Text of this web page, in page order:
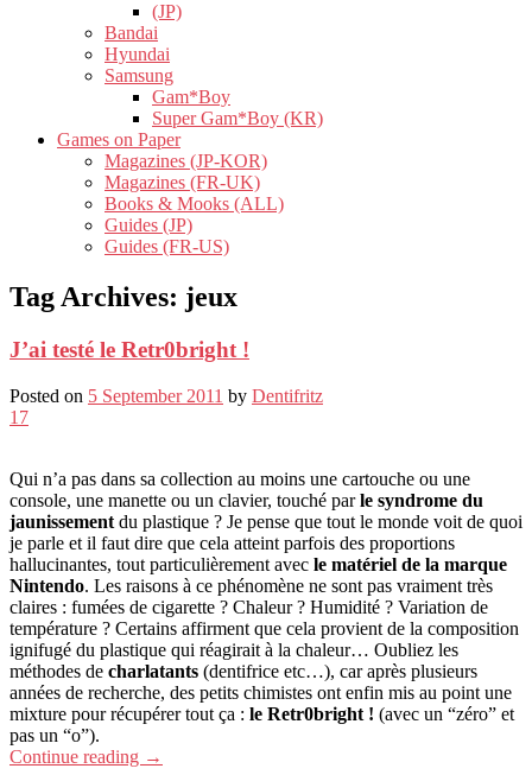
(JP)
Bandai
Hyundai
Samsung
Gam*Boy
Super Gam*Boy (KR)
Games on Paper
Magazines (JP-KOR)
Magazines (FR-UK)
Books & Mooks (ALL)
Guides (JP)
Guides (FR-US)
Tag Archives: jeux
J’ai testé le Retr0bright !
Posted on 5 September 2011 by Dentifritz
17
Qui n’a pas dans sa collection au moins une cartouche ou une
console, une manette ou un clavier, touché parle syndrome du
jaunissement du plastique ? Je pense que tout le monde voit de quoi
je parle et il faut dire que cela atteint parfois des proportions
hallucinantes, tout particulièrement avec le matériel de la marque
Nintendo. Les raisons à ce phénomène ne sont pas vraiment très
claires : fumées de cigarette ? Chaleur ? Humidité ? Variation de
température ? Certains affirment que cela provient de la composition
ignifugé du plastique qui réagirait à la chaleur… Oubliez les
méthodes de charlatants (dentifrice etc…), car après plusieurs
années de recherche, des petits chimistes ont enfin mis au point une
mixture pour récupérer tout ça : le Retr0bright ! (avec un “zéro” et
pas un “o”).
Continue reading →